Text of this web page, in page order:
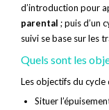
d’introduction pour
parental ; puis d’un
suivi se base sur les
Quels sont les
Les objectifs du cycle
Situer